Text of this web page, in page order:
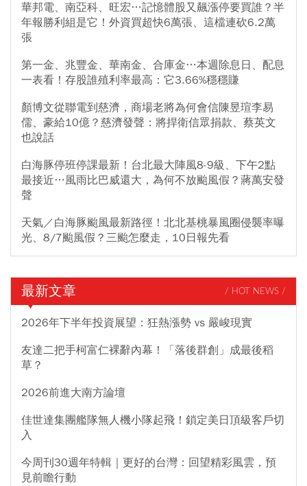
華邦電、南亞科、旺宏…記憶體股又飆漲停要買誰？半
年報勝利組是它！外資買超快6萬張、這檔連砍6.2萬
張
第一金、兆豐金、華南金、合庫金…本週除息日、配息
一表看！存股誰殖利率最高：它3.66%穩穩賺
顏博文從聯電到慈濟，商場老將為何會信陳昱瑄李易
儒、豪給10億？慈濟發聲：將捍衛信眾捐款、蔡英文
也說話
白海豚停班停課最新！台北最大陣風8-9級、下午2點
最接近…風雨比巴威還大，為何不放颱風假？蔣萬安發
聲
天氣／白海豚颱風最新路徑！北北基桃暴風圈侵襲率曝
光、8/7颱風假？三颱怎麼走，10日報先看
最新文章 / HOT NEWS /
2026年下半年投資展望：狂熱漲勢 vs 嚴峻現實
友達二把手柯富仁裸辭內幕！「落後群創」成最後稻
草？
2026前進大南方論壇
佳世達集團艦隊無人機小隊起飛！鎖定美日頂級客戶切
入
今周刊30週年特輯｜更好的台灣：回望精彩風雲，預
見前瞻行動